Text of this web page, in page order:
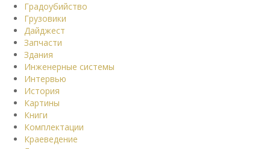
Градоубийство
Грузовики
Дайджест
Запчасти
Здания
Инженерные системы
Интервью
История
Картины
Книги
Комплектации
Краеведение